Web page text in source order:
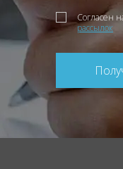
Согласен
рассылок